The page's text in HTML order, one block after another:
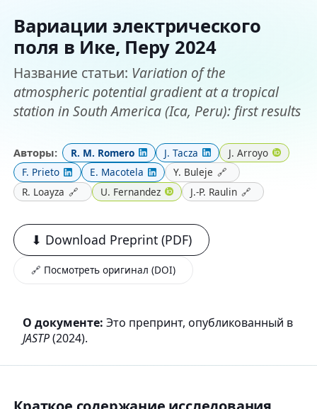
Вариации электрического
поля в Ике, Перу 2024
Название статьи: Variation of the
atmospheric potential gradient at a tropical
station in South America (Ica, Peru): first results
Авторы: R. M. Romero J. Tacza
J. Arroyo
F. Prieto
E. Macotela Y. Buleje 🔗
R. Loayza 🔗 U. Fernandez J.-P. Raulin 🔗
⬇ Download Preprint (PDF)
🔗 Посмотреть оригинал (DOI)
О документе: Это препринт, опубликованный в
JASTP(2024).